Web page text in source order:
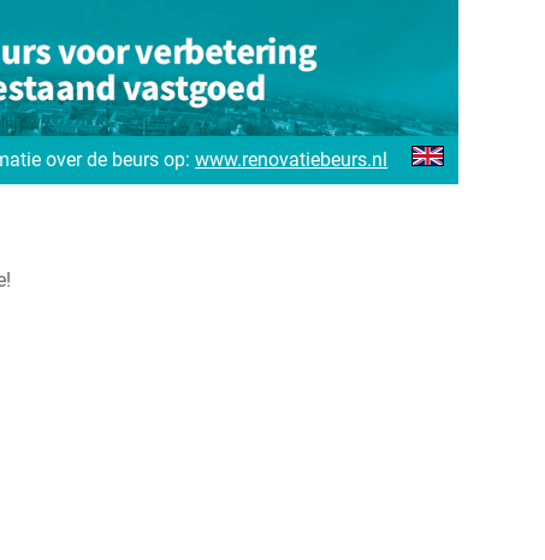
over de beurs op:www.renovatiebeurs.nl